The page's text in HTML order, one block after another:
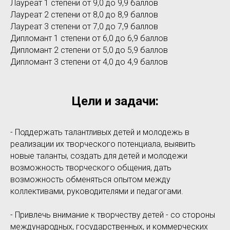
Лауреат 1 степени от 9,0 до 9,9 баллов
Лауреат 2 степени от 8,0 до 8,9 баллов
Лауреат 3 степени от 7,0 до 7,9 баллов
Дипломант 1 степени от 6,0 до 6,9 баллов
Дипломант 2 степени от 5,0 до 5,9 баллов
Дипломант 3 степени от 4,0 до 4,9 баллов
Цели и задачи:
- Поддержать талантливых детей и молодежь в
реализации их творческого потенциала, выявить
новые таланты, создать для детей и молодежи
возможность творческого общения, дать
возможность обменяться опытом между
коллективами, руководителями и педагогами.
- Привлечь внимание к творчеству детей - со стороны
международных, государственных, и коммерческих